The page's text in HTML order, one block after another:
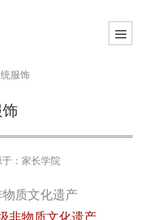
服饰
： 家长学院